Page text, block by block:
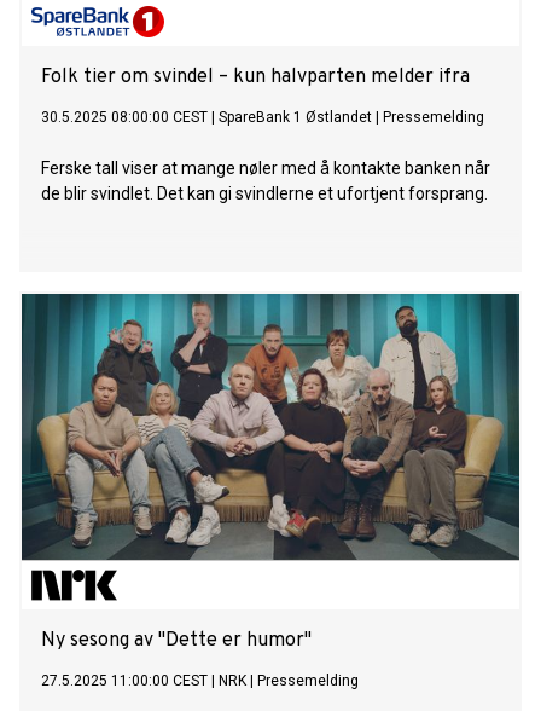
Folk tier om svindel – kun halvparten melder ifra
30.5.2025 08:00:00 CEST SpareBank 1 Østlandet Pressemelding
Ferske tall viser at mange nøler med å kontakte banken når
de blir svindlet. Det kan gi svindlerne et ufortjent forsprang.
Ny sesong av "Dette er humor"
27.5.2025 11:00:00 CEST NRK Pressemelding